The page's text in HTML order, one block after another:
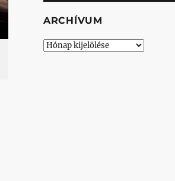
ARCHÍVUM
Archívum